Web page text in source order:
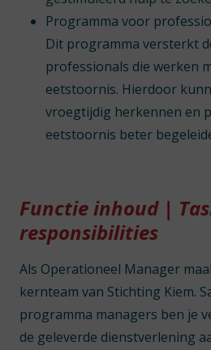
Programma voor
Dit programma versterkt
professionals die werken
eetstoornis. Hierdoor
vroegtijdig herkennen en
eetstoornis beter
Functie inhoud |
responsibilities
Als Operationeel Manager
kernteam van Stichting Kiem.
programma managers ben je
de geleverde dienstverlening